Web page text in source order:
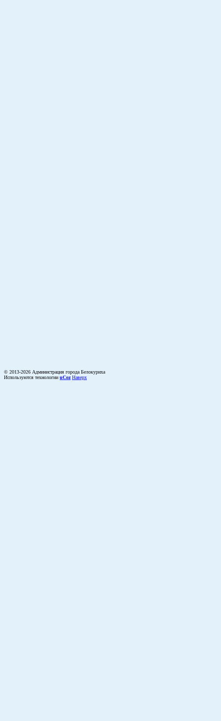
© 2013-2026 Администрация города Белокуриха
Используются технологии uCoz Наверх